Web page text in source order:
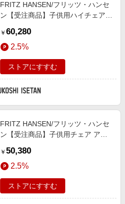
FRITZ HANSEN/フリッツ・ハンセ
ン【受注商品】子供用ハイチェア
ル:3177 カラードアッシュ／バーン
トイエロー 椅子【三越伊勢丹/公
式】
￥ 60,280
2.5%
ストアにすすむ
FRITZ HANSEN/フリッツ・ハンセ
ン【受注商品】子供用チェア アン
トブルー 椅子【三越伊勢丹/公式】
￥ 50,380
2.5%
ストアにすすむ